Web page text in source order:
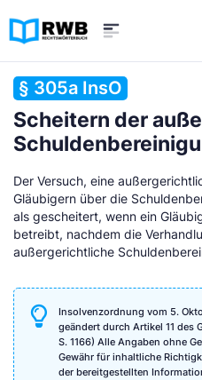
§ 305a InsO
Scheitern der
Der Versuch, eine
Gläubigern über die
als gescheitert, wenn ein
betreibt, nachdem die
außergerichtliche
Insolvenzordnung vom 5.
geändert durch Artikel 11 des
S. 1166) Alle Angaben ohne
Gewähr für inhaltliche
der bereitgestellten